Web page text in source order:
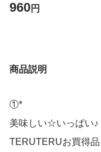
960円
商品説明
①*
美味しい☆いっぱい♪
TERUTERUお買得品